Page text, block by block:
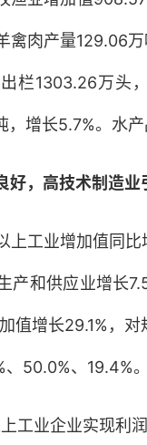
禽肉产量129.06
栏1303.26万头
，增长5.7%。水
好，高技术制造业
上工业增加值同
产和供应业增长
值增长29.1%，
50.0%、19.4%
工业企业实现利